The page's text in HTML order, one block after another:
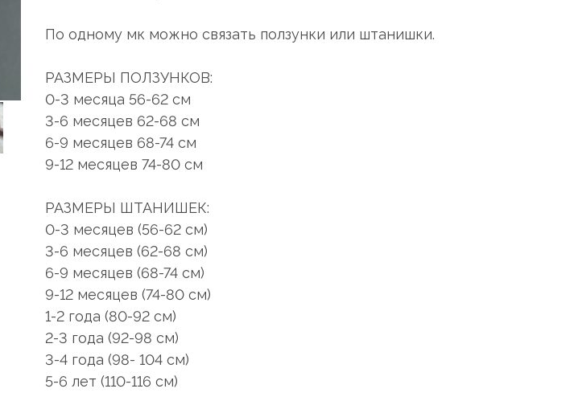
По одному мк можно связать ползунки или штанишки.
РАЗМЕРЫ ПОЛЗУНКОВ:
0-3 месяца 56-62 cм
3-6 месяцев 62-68 см
6-9 месяцев 68-74 см
9-12 месяцев 74-80 см
РАЗМЕРЫ ШТАНИШЕК:
0-3 месяцев (56-62 см)
3-6 месяцев (62-68 см)
6-9 месяцев (68-74 см)
9-12 месяцев (74-80 см)
1-2 года (80-92 см)
2-3 года (92-98 см)
3-4 года (98- 104 см)
5-6 лет (110-116 см)